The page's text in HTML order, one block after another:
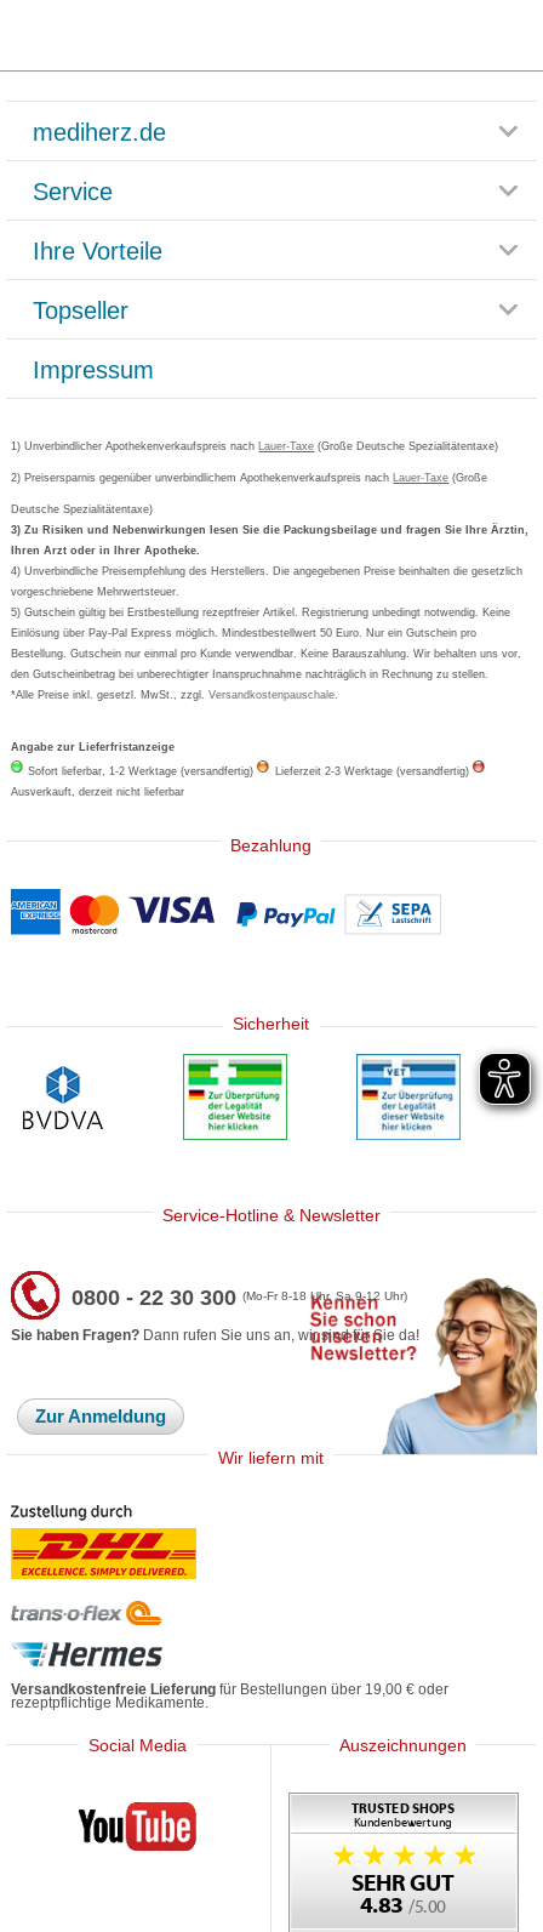
mediherz.de
Glossar
Häufig gestellte Fragen
Datenschutz
AGB
Cookie-Einstellungen
Vertrag widerrufen
Service
Rücksendemöglichkeit
Paketlieferstatus
Versandkosten
Bestellschein ausfüllen
Newsletteranmeldung
Ihre Vorteile
Rezeptlieferung
Bonusprogramm
Gutschein und Rabatte
Kundenbewertung
Topseller
Grippostad
Bepanthen
Formoline
Wick
Eucerin
Basica
Impressum
1) Unverbindlicher Apothekenverkaufspreis nach Lauer-Taxe (Große Deutsche Spezialitätentaxe)
2) Preisersparnis gegenüber unverbindlichem Apothekenverkaufspreis nach Lauer-Taxe (Große
Deutsche Spezialitätentaxe)
3) Zu Risiken und Nebenwirkungen lesen Sie die Packungsbeilage und fragen Sie Ihre Ärztin,
Ihren Arzt oder in Ihrer Apotheke.
4) Unverbindliche Preisempfehlung des Herstellers. Die angegebenen Preise beinhalten die gesetzlich
vorgeschriebene Mehrwertsteuer.
5) Gutschein gültig bei Erstbestellung rezeptfreier Artikel. Registrierung unbedingt notwendig. Keine
Einlösung über Pay-Pal Express möglich. Mindestbestellwert 50 Euro. Nur ein Gutschein pro
Bestellung. Gutschein nur einmal pro Kunde verwendbar. Keine Barauszahlung. Wir behalten uns vor,
den Gutscheinbetrag bei unberechtigter Inanspruchnahme nachträglich in Rechnung zu stellen.
*Alle Preise inkl. gesetzl. MwSt., zzgl.Versandkostenpauschale.
Angabe zur Lieferfristanzeige
Sofort lieferbar, 1-2 Werktage (versandfertig)
Lieferzeit 2-3 Werktage (versandfertig)
Ausverkauft, derzeit nicht lieferbar
Bezahlung
Sicherheit
Service-Hotline & Newsletter
0800 - 22 30 300(Mo-Fr 8-18 Uhr, Sa 9-12 Uhr)
Sie haben Fragen? Dann rufen Sie uns an, wir sind für Sie da!
Zur Anmeldung
Wir liefern mit
Versandkostenfreie Lieferung für Bestellungen über 19,00 € oder
rezeptpflichtige Medikamente.
Social Media
Mediherz
Auszeichnungen